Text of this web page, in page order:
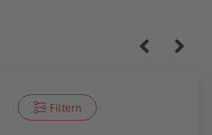
Filtern